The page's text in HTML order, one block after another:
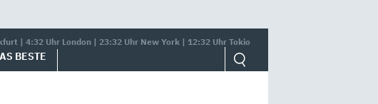
| 4:32 Uhr London | 23:32 Uhr New York | 12:32 Uhr Tokio
BESTE